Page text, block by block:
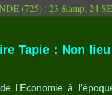
Tapie : Non
l'Economie à